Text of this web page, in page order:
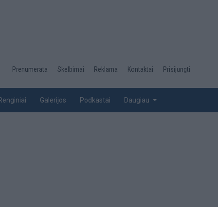
Desktop
top
Prenumerata Skelbimai Reklama Kontaktai Prisijungti
Galerijos Podkastai Daugiau